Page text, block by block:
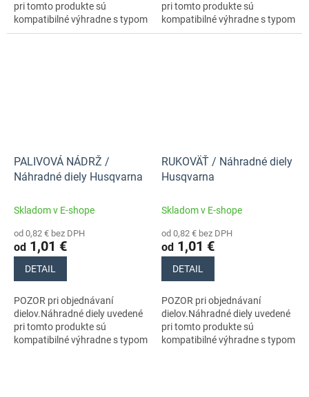
pri tomto produkte sú
kompatibilné výhradne s typom
stroja s číslom 970657015
pri tomto produkte sú
kompatibilné výhradne s typom
stroja s číslom 970657015
PALIVOVÁ NÁDRŽ /
Náhradné diely Husqvarna
Skladom v E-shope
od 0,82 € bez DPH
od 1,01 €
DETAIL
POZOR pri objednávaní
dielov.Náhradné diely uvedené
pri tomto produkte sú
kompatibilné výhradne s typom
RUKOVÄŤ / Náhradné diely
Husqvarna
Skladom v E-shope
od 0,82 € bez DPH
od 1,01 €
DETAIL
POZOR pri objednávaní
dielov.Náhradné diely uvedené
pri tomto produkte sú
kompatibilné výhradne s typom